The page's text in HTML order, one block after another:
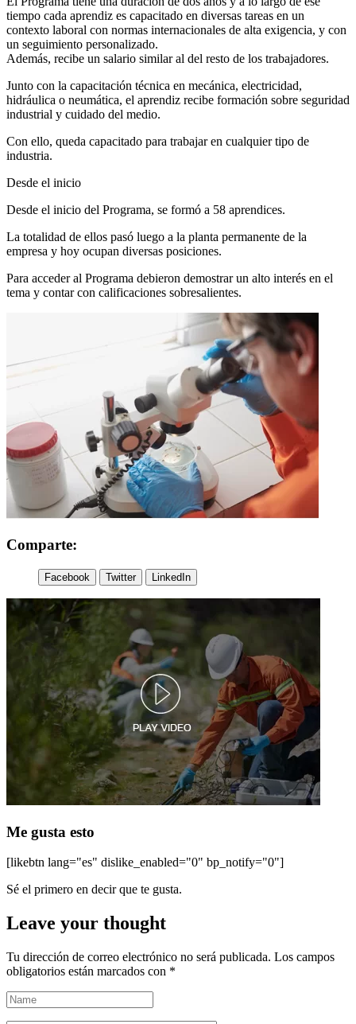
tiempo cada aprendiz es capacitado en diversas tareas en un
contexto laboral con normas internacionales de alta exigencia, y con
un seguimiento personalizado.
Además, recibe un salario similar al del resto de los trabajadores.
Junto con la capacitación técnica en mecánica, electricidad,
hidráulica o neumática, el aprendiz recibe formación sobre seguridad
industrial y cuidado del medio.
Con ello, queda capacitado para trabajar en cualquier tipo de
industria.
Desde el inicio
Desde el inicio del Programa, se formó a 58 aprendices.
La totalidad de ellos pasó luego a la planta permanente de la
empresa y hoy ocupan diversas posiciones.
Para acceder al Programa debieron demostrar un alto interés en el
tema y contar con calificaciones sobresalientes.
Comparte:
Facebook Twitter LinkedIn
Me gusta esto
[likebtn lang="es" dislike_enabled="0" bp_notify="0"]
Sé el primero en decir que te gusta.
Leave your thought
Tu dirección de correo electrónico no será publicada. Los campos
obligatorios están marcados con *